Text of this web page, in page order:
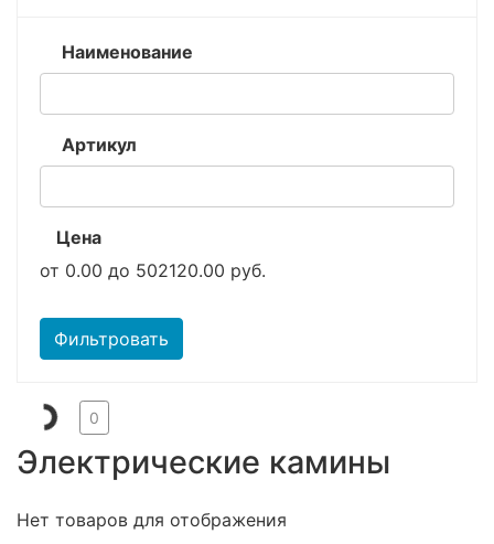
Наименование
Артикул
Цена
от 0.00 до 502120.00 руб.
Фильтровать
Электрические камины
0
Нет товаров для отображения